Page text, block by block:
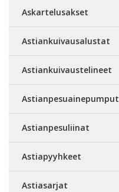
Askartelusakset
Astiankuivausalustat
Astiankuivaustelineet
Astianpesuainepumput
Astianpesuliinat
Astiapyyhkeet
Astiasarjat